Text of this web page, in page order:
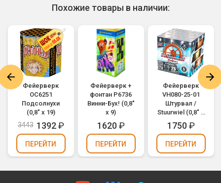
Похожие товары в наличии:
Фейерверк
ОС6251
Подсолнухи
(0,8" х 19)
3443 1392₽
ПЕРЕЙТИ
Фейерверк +
фонтан Р6736
Винни-Бух! (0,8"
х 9)
1620₽
ПЕРЕЙТИ
Фейерверк
VH080-25-01
Штурвал /
Stuurwiel (0,8" х
25)
1750₽
ПЕРЕЙТИ